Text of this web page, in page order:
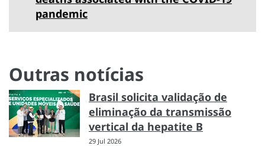
pandemic
Outras notícias
Brasil solicita validação de
eliminação da transmissão
vertical da hepatite B
29 Jul 2026